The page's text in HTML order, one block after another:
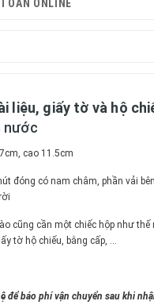
ONLINE
liệu, giấy tờ và hộ
nước
cao 11.5cm
đóng có nam châm, phần vải bên
cũng cần một chiếc hộp như thế
tờ hộ chiếu, bằng cấp, ...
để báo phí vận chuyển sau khi